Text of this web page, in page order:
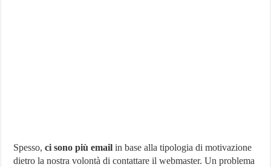
Spesso, ci sono più email in base alla tipologia di motivazione
dietro la nostra volontà di contattare il webmaster. Un problema